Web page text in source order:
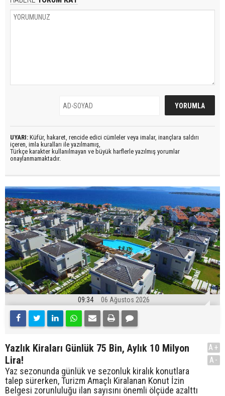
UYARI: Küfür, hakaret, rencide edici cümleler veya imalar, inançlara saldırı
içeren, imla kuralları ile yazılmamış,
Türkçe karakter kullanılmayan ve büyük harflerle yazılmış yorumlar
onaylanmamaktadır.
09:34 06 Ağustos 2026
Yazlık Kiraları Günlük 75 Bin, Aylık 10 Milyon
Lira!
Yaz sezonunda günlük ve sezonluk kiralık konutlara
talep sürerken, Turizm Amaçlı Kiralanan Konut İzin
Belgesi zorunluluğu ilan sayısını önemli ölçüde azalttı
A+
A-